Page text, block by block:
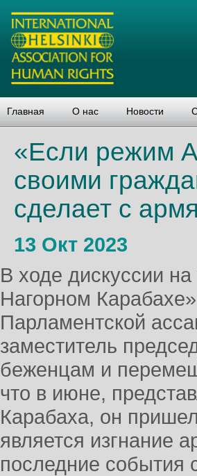
Главная О нас Новости
«Если режим
своими
сделает с
13 Окт 2023
В ходе дискуссии
Нагорном
Парламентской
заместитель
беженцам и
что в июне,
Карабаха, он
является изгнание
последние события